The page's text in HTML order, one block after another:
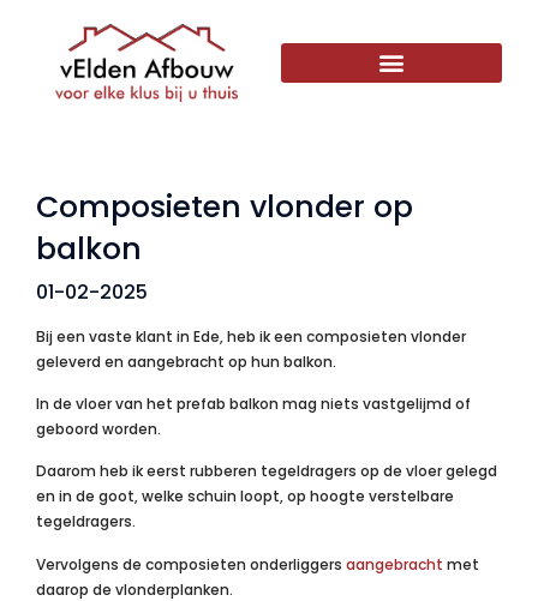
Composieten vlonder op
balkon
01-02-2025
Bij een vaste klant in Ede, heb ik een composieten vlonder
geleverd en aangebracht op hun balkon.
In de vloer van het prefab balkon mag niets vastgelijmd of
geboord worden.
Daarom heb ik eerst rubberen tegeldragers op de vloer gelegd
en in de goot, welke schuin loopt, op hoogte verstelbare
tegeldragers.
Vervolgens de composieten onderliggers aangebracht met
daarop de vlonderplanken.